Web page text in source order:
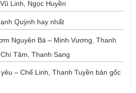
Linh, Ngọc Huyền
Quỳnh hay nhất
Nguyên Bá – Minh Vương, Thanh
Tâm, Thanh Sang
– Chế Linh, Thanh Tuyền bản gốc